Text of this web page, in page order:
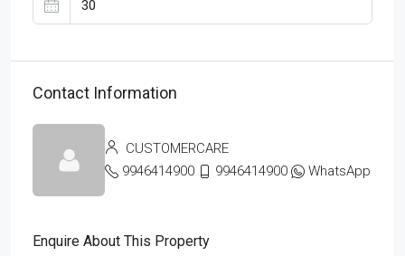
Contact Information
CUSTOMERCARE
9946414900
9946414900 WhatsApp
Enquire About This Property